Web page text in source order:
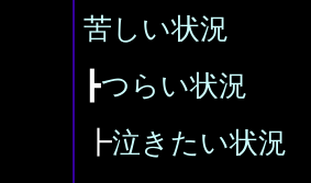
苦しい状況
┣つらい状況
┣泣きたい状況